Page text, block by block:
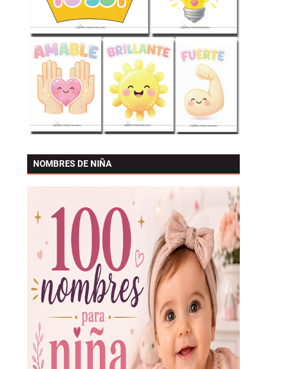
NOMBRES DE NIÑA